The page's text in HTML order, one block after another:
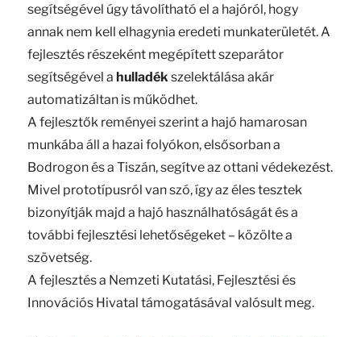
segítségével úgy távolítható el a hajóról, hogy
annak nem kell elhagynia eredeti munkaterületét. A
fejlesztés részeként megépített szeparátor
segítségével a hulladék szelektálása akár
automatizáltan is működhet.
A fejlesztők reményei szerint a hajó hamarosan
munkába áll a hazai folyókon, elsősorban a
Bodrogon és a Tiszán, segítve az ottani védekezést.
Mivel prototípusról van szó, így az éles tesztek
bizonyítják majd a hajó használhatóságát és a
további fejlesztési lehetőségeket – közölte a
szövetség.
A fejlesztés a Nemzeti Kutatási, Fejlesztési és
Innovációs Hivatal támogatásával valósult meg.